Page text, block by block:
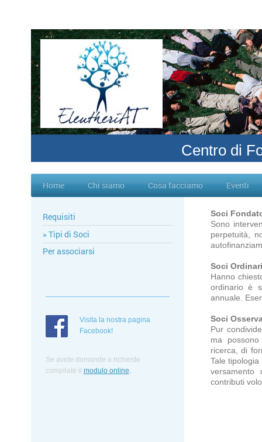
Centro di
Home Chi siamo Cosa facciamo Eventi
Soci
Sono
perpetuità,
Soci Ordinari
Hanno
ordinario è
annuale.
Soci
Pur
ma
ricerca, di
Tale
versamento
contributi
Requisiti
Tipi di Soci
Per associarsi
Visita la nostra pagina
Facebook!
Se avete domande o richieste
compilate il modulo online.